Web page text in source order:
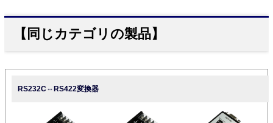
【同じカテゴリの製品】
RS232C⇔RS422変換器